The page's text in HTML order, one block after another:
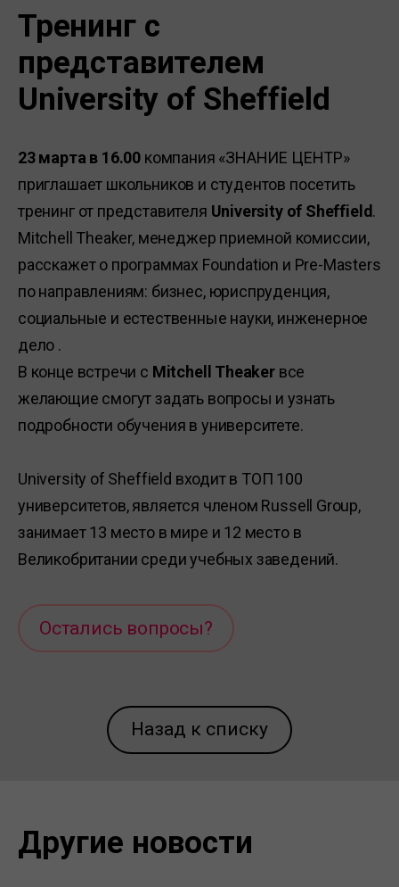
Тренинг с
представителем
University of Sheffield
23 марта в 16.00 компания «ЗНАНИЕ ЦЕНТР»
приглашает школьников и студентов посетить
тренинг от представителя University of Sheffield.
Mitchell Theaker, менеджер приемной комиссии,
расскажет о программах Foundation и Pre-Masters
по направлениям: бизнес, юриспруденция,
социальные и естественные науки, инженерное
дело .
В конце встречи с Mitchell Theakerвсе
желающие смогут задать вопросы и узнать
подробности обучения в университете.
University of Sheffield входит в ТОП 100
университетов, является членом Russell Group,
занимает 13 место в мире и 12 место в
Великобритании среди учебных заведений.
Остались вопросы?
Назад к списку
Другие новости